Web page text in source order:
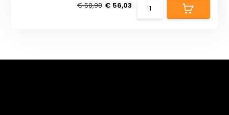
€ 58,98 € 56,03